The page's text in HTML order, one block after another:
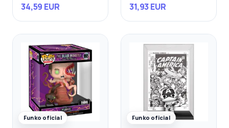
34,59 EUR 31,93 EUR
Funko oficial Funko oficial